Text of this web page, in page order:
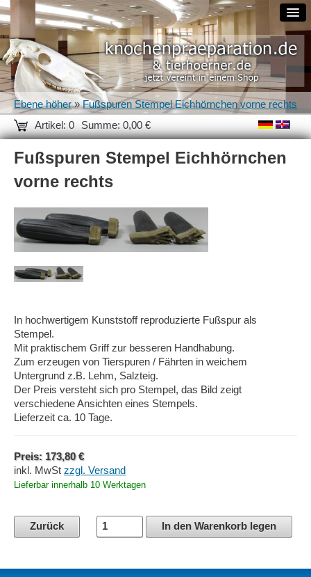
Artikel: 0 Summe: 0,00 €
Ebene höher»Fußspuren Stempel Eichhörnchen vorne rechts
Fußspuren Stempel Eichhörnchen
vorne rechts
In hochwertigem Kunststoff reproduzierte Fußspur als
Stempel.
Mit praktischem Griff zur besseren Handhabung.
Zum erzeugen von Tierspuren / Fährten in weichem
Untergrund z.B. Lehm, Salzteig.
Der Preis versteht sich pro Stempel, das Bild zeigt
verschiedene Ansichten eines Stempels.
Lieferzeit ca. 10 Tage.
Preis: 173,80 €
inkl. MwSt zzgl. Versand
Lieferbar innerhalb 10 Werktagen
Zurück In den Warenkorb legen